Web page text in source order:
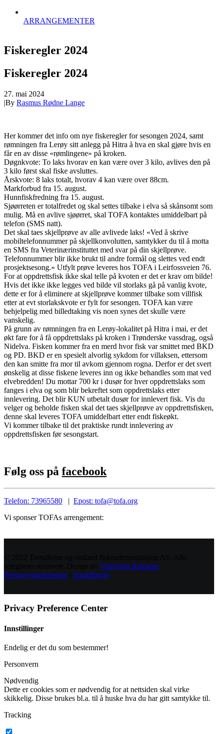
ARRANGEMENTER
Fiskeregler 2024
Fiskeregler 2024
27. mai 2024
|By Rasmus Rødne Lange
Her kommer det info om nye fiskeregler for sesongen 2024, samt
rømningen fra Lerøy sitt anlegg på Hitra å hva en skal gjøre hvis en
får en av disse «rømlingene» på kroken.
Døgnkvote: To laks hvorav en kan være over 3 kilo, avlives den på
3 kilo først skal fiske avsluttes.
Årskvote: 8 laks totalt, hvorav 4 kan være over 88cm.
Markforbud fra 15. august.
Hunnfiskfredning fra 15. august.
Sjøørreten er totalfredet og skal settes tilbake i elva så skånsomt som
mulig. Må en avlive sjøørret, skal TOFA kontaktes umiddelbart på
telefon (SMS natt).
Det skal taes skjellprøve av alle avlivede laks! «Ved å skrive
mobiltelefonnummer på skjellkonvolutten, samtykker du til å motta
en SMS fra Veterinærinstituttet med svar på din skjellprøve.
Telefonnummer blir ikke brukt til andre formål og slettes ved endt
prosjektsesong.» Utfylt prøve leveres hos TOFA i Leirfossveien 76.
For at oppdrettsfisk ikke skal telle på kvoten er det er krav om bilde!
Hvis det ikke ikke legges ved bilde vil storlaks gå på vanlig kvote,
dette er for å eliminere at skjellprøve kommer tilbake som villfisk
etter at evt storlakskvote er fylt for sesongen. TOFA kan være
behjelpelig med billedtaking vis noen synes det skulle være
vanskelig.
På grunn av rømningen fra en Lerøy-lokalitet på Hitra i mai, er det
økt fare for å få oppdrettslaks på kroken i Trønderske vassdrag, også
Nidelva. Fisken kommer fra en merd hvor fisk var smittet med BKD
og PD. BKD er en spesielt alvorlig sykdom for villaksen, ettersom
den kan smitte fra mor til avkom gjennom rogna. Derfor er det svert
ønskelig at disse fiskene leveres inn og ikke behandles som mat ved
elvebredden! Du mottar 700 kr i dusør for hver oppdrettslaks som
fanges i elva og som blir bekreftet som oppdrettslaks etter
innlevering. Det blir KUN utbetalt dusør for innlevert fisk. Vis du
velger og beholde fisken skal det taes skjellprøve av oppdrettsfisken,
denne skal leveres TOFA umiddelbart etter endt fiskeøkt.
Vi kommer tilbake til det praktiske rundt innlevering av
oppdrettsfisken før sesongstart.
Følg oss på facebook
Telefon: 73965580 | Epost: tofa@tofa.org
Vi sponser TOFAs arrengement:
VinnVinn Reklame
Personvernerklæring
Innstillinger
Privacy Preference Center
Innstillinger
Endelig er det du som bestemmer!
Personvern
Nødvendig
Dette er cookies som er nødvendig for at nettsiden skal virke
skikkelig. Disse brukes bl.a. til å huske hva du har gitt samtykke til.
Tracking